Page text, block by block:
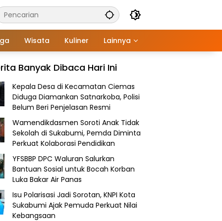
Wisata Kuliner Lainnya
Banyak Dibaca Hari Ini
Kepala Desa di Kecamatan Ciemas
Diduga Diamankan Satnarkoba, Polisi
Belum Beri Penjelasan Resmi
Wamendikdasmen Soroti Anak Tidak
Sekolah di Sukabumi, Pemda Diminta
Perkuat Kolaborasi Pendidikan
YFSBBP DPC Waluran Salurkan
Bantuan Sosial untuk Bocah Korban
Luka Bakar Air Panas
Isu Polarisasi Jadi Sorotan, KNPI Kota
Sukabumi Ajak Pemuda Perkuat Nilai
Kebangsaan